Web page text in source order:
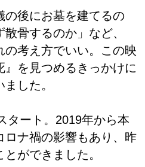
の後にお墓を建てるの
骨するのか」など、
の考え方でいい。この映
』を見つめるきっかけに
した。
タート。2019年から本
ロナ禍の影響もあり、昨
ができました。